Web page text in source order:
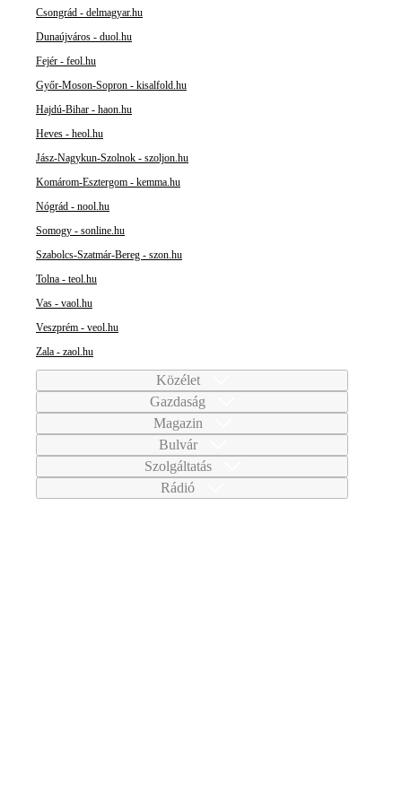
Csongrád - delmagyar.hu
Dunaújváros - duol.hu
Fejér - feol.hu
Győr-Moson-Sopron - kisalfold.hu
Hajdú-Bihar - haon.hu
Heves - heol.hu
Jász-Nagykun-Szolnok - szoljon.hu
Komárom-Esztergom - kemma.hu
Nógrád - nool.hu
Somogy - sonline.hu
Szabolcs-Szatmár-Bereg - szon.hu
Tolna - teol.hu
Vas - vaol.hu
Veszprém - veol.hu
Zala - zaol.hu
Közélet
Gazdaság
Magazin
Bulvár
Szolgáltatás
Rádió